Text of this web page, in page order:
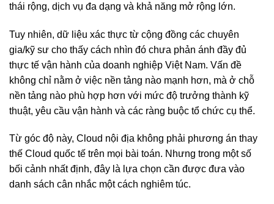
thái rộng, dịch vụ đa dạng và khả năng mở rộng lớn.
Tuy nhiên, dữ liệu xác thực từ cộng đồng các chuyên
gia/kỹ sư cho thấy cách nhìn đó chưa phản ánh đầy đủ
thực tế vận hành của doanh nghiệp Việt Nam. Vấn đề
không chỉ nằm ở việc nền tảng nào mạnh hơn, mà ở chỗ
nền tảng nào phù hợp hơn với mức độ trưởng thành kỹ
thuật, yêu cầu vận hành và các ràng buộc tổ chức cụ thể.
Từ góc độ này, Cloud nội địa không phải phương án thay
thế Cloud quốc tế trên mọi bài toán. Nhưng trong một số
bối cảnh nhất định, đây là lựa chọn cần được đưa vào
danh sách cân nhắc một cách nghiêm túc.